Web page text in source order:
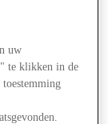
uw
te klikken in de